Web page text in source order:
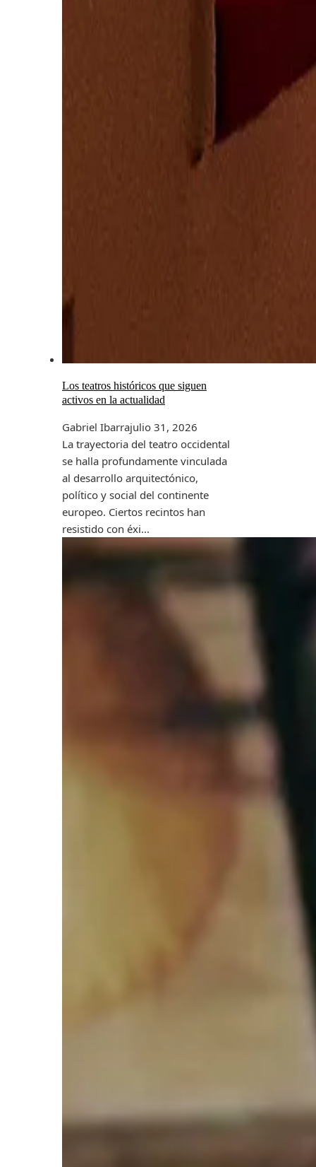
Los teatros históricos que siguen
activos en la actualidad
Gabriel Ibarrajulio 31, 2026
La trayectoria del teatro occidental
se halla profundamente vinculada
al desarrollo arquitectónico,
político y social del continente
europeo. Ciertos recintos han
resistido con éxi...